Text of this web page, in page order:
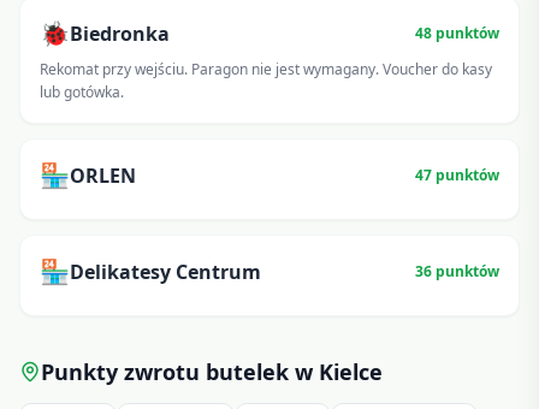
🐞Biedronka 48 punktów
Rekomat przy wejściu. Paragon nie jest wymagany. Voucher do kasy
lub gotówka.
🏪ORLEN 47 punktów
🏪Delikatesy Centrum 36 punktów
Punkty zwrotu butelek w Kielce